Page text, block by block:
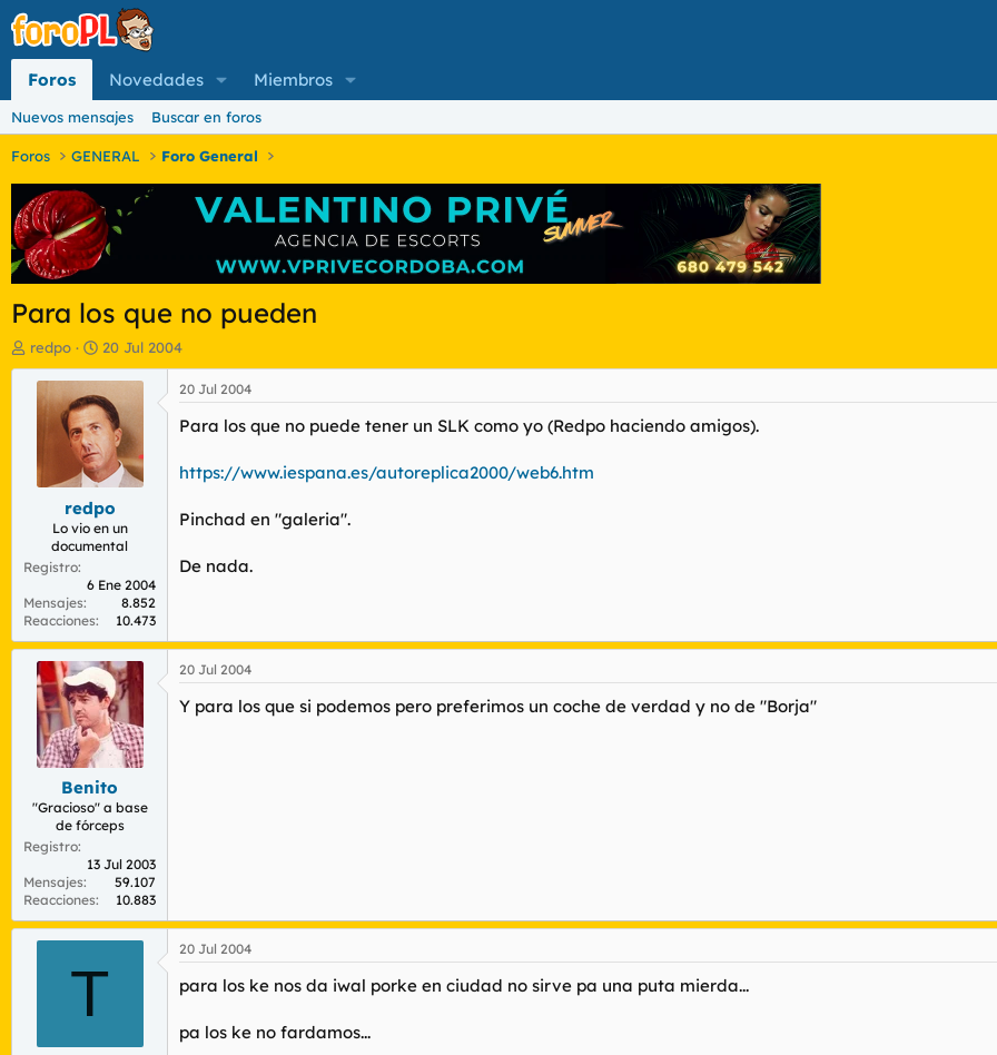
Foros Novedades Miembros
Nuevos mensajes Buscar en foros
Foros GENERAL Foro General
Para los que no pueden
I
n
d
o
l
e
m
a
redpo
F
e
c
h
a
d
e
i
n
i
c
o
20 Jul 2004
redpo
Lo vio en un
documental
Registro
6 Ene 2004
Mensajes
8.852
Reacciones
10.473
20 Jul 2004
Para los que no puede tener un SLK como yo (Redpo haciendo amigos).
https://www.iespana.es/autoreplica2000/web6.htm
Pinchad en "galeria".
De nada.
Benito
"Gracioso" a base
de fórceps
Registro
13 Jul 2003
Mensajes
59.107
Reacciones
10.883
20 Jul 2004
Y para los que si podemos pero preferimos un coche de verdad y no de "Borja"
T
20 Jul 2004
para los ke nos da iwal porke en ciudad no sirve pa una puta mierda...
pa los ke no fardamos...